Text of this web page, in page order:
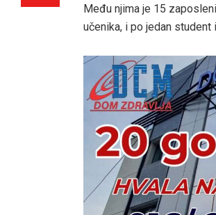
Među njima je 15
učenika, i po jedan student